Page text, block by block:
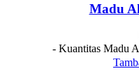
Madu
- Kuantitas Madu